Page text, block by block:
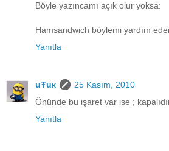
Böyle yazıncamı açık olur yoksa:
Hamsandwich böylemi yardım
Yanıtla
uŦuк
25 Kasım, 2010
Önünde bu işaret var ise ;
Yanıtla